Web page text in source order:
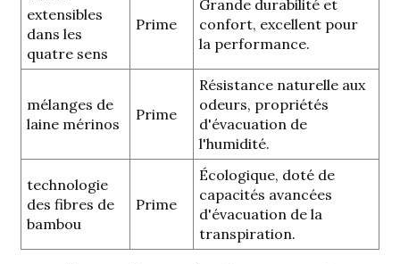
extensibles
dans les
quatre sens
Prime
Grande durabilité et
confort, excellent pour
la performance.
mélanges de
laine mérinos
Prime
Résistance naturelle aux
odeurs, propriétés
d'évacuation de
l'humidité.
technologie
des fibres de
bambou
Prime
Écologique, doté de
capacités avancées
d'évacuation de la
transpiration.